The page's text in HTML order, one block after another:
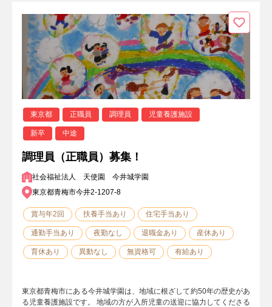
東京都 正職員 調理員 児童養護施設
新卒 中途
調理員（正職員）募集！
社会福祉法人 天使園 今井城学園
東京都青梅市今井2-1207-8
賞与年2回 扶養手当あり 住宅手当あり
通勤手当あり 夜勤なし 退職金あり 産休あり
育休あり 異動なし 無資格可 有給あり
東京都青梅市にある今井城学園は、地域に根ざして約50年の歴史があ
る児童養護施設です。 地域の方が入所児童の送迎に協力してくださる